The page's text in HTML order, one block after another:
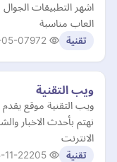
اشهر التطبيقات الجوال
العاب مناسبة
تقنية 05-07
ويب التقنية
ويب التقنية موقع يقدم
نهتم بأحدث الاخبار
الانترنت
تقنية 11-22